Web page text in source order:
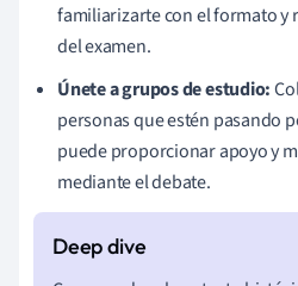
familiarizarte con el formato y
del examen.
Únete a grupos de estudio:
personas que estén pasando
puede proporcionar apoyo y
mediante el debate.